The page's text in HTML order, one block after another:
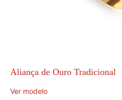
Aliança de Ouro Tradicional
Ver modelo